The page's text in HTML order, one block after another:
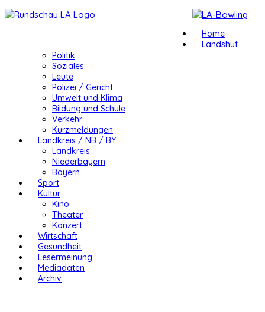
Home
Landshut
Politik
Soziales
Leute
Polizei / Gericht
Umwelt und Klima
Bildung und Schule
Verkehr
Kurzmeldungen
Landkreis / NB / BY
Landkreis
Niederbayern
Bayern
Sport
Kultur
Kino
Theater
Konzert
Wirtschaft
Gesundheit
Lesermeinung
Mediadaten
Archiv